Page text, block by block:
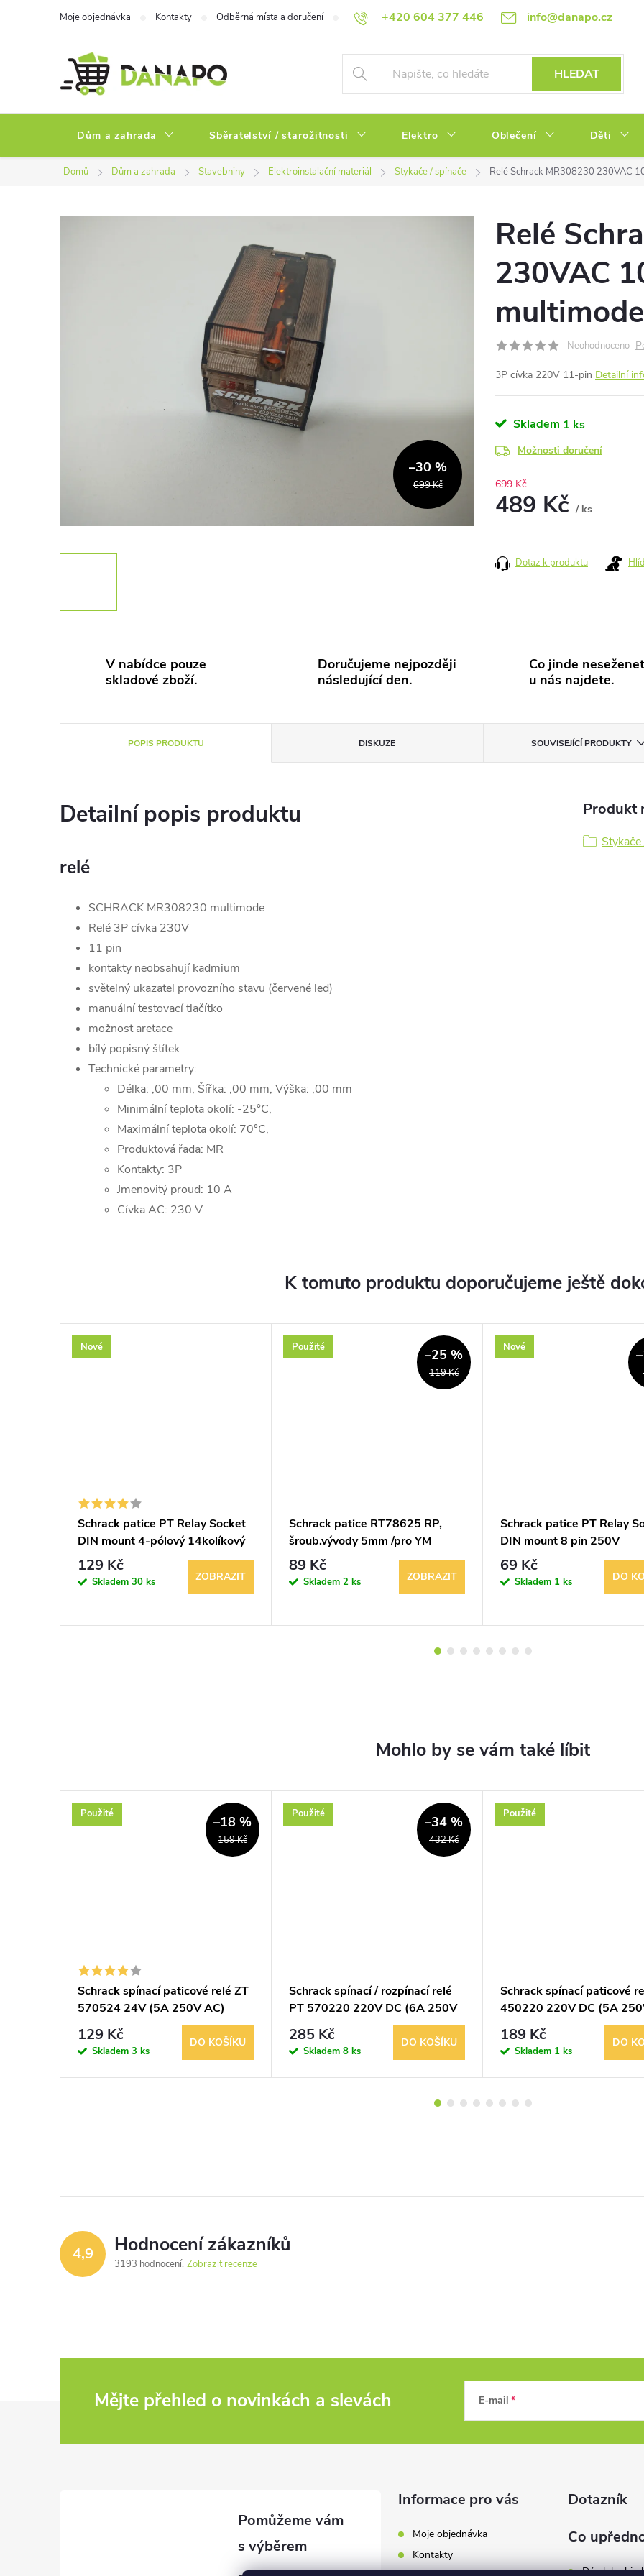
+420 604 377 446 info@danapo.cz
Moje objednávka Kontakty Odběrná místa a doručení Hodnocení obchodu Obchodní podmínky Reklamace a
HLEDAT
Dům a zahrada Sběratelství / starožitnosti Elektro Oblečení Děti
Domů Dům a zahrada Stavebniny Elektroinstalační materiál Stykače / spínače Relé Schrack MR308230 230VAC
699 Kč
–30 %
Relé
230VAC
Neohodnoceno
3P cívka 220V 11-pin Detailní
Skladem 1 ks
Možnosti doručení
699 Kč
489 Kč / ks
cena:
Dotaz k produktu
V nabídce pouze
skladové zboží.
Doručujeme nejpozději
následující den.
Co jinde
u nás najdete.
POPIS PRODUKTU DISKUZE SOUVISEJÍCÍ PRODUKTY
Detailní popis produktu
relé
SCHRACK MR308230 multimode
Relé 3P cívka 230V
11 pin
kontakty neobsahují kadmium
světelný ukazatel provozního stavu (červené led)
manuální testovací tlačítko
možnost aretace
bílý popisný štítek
Technické parametry:
Délka: ,00 mm, Šířka: ,00 mm, Výška: ,00 mm
Minimální teplota okolí: -25°C,
Maximální teplota okolí: 70°C,
Produktová řada: MR
Kontakty: 3P
Jmenovitý proud: 10 A
Cívka AC: 230 V
Produkt
K tomuto produktu doporučujeme ještě
Nové
Schrack patice PT Relay Socket
DIN mount 4-pólový 14kolíkový
250V
129 Kč
Skladem 30 ks ZOBRAZIT
Použité
119 Kč
–25 %
Schrack patice RT78625 RP,
šroub.vývody 5mm /pro YM
modul
89 Kč
Skladem 2 ks ZOBRAZIT
Nové
Schrack patice PT Relay
DIN mount 8 pin 250V
YRT78626
69 Kč
Skladem 1 ks DO
Použité
159 Kč
–18 %
Schrack spínací paticové relé ZT
570524 24V (5A 250V AC)
střídavý
129 Kč
Skladem 3 ks
DO KOŠÍKU
Použité
432 Kč
–34 %
Schrack spínací / rozpínací relé
PT 570220 220V DC (6A 250V
AC)
285 Kč
Skladem 8 ks
DO KOŠÍKU
Použité
Schrack spínací paticové
450220 220V DC (5A
189 Kč
Skladem 1 ks
DO
4,9 Hodnocení zákazníků
3193 hodnocení Zobrazit recenze
Mějte přehled o novinkách a slevách E-mail
Informace pro vás
Moje objednávka
Kontakty
Dotazník
Co
Dárek k